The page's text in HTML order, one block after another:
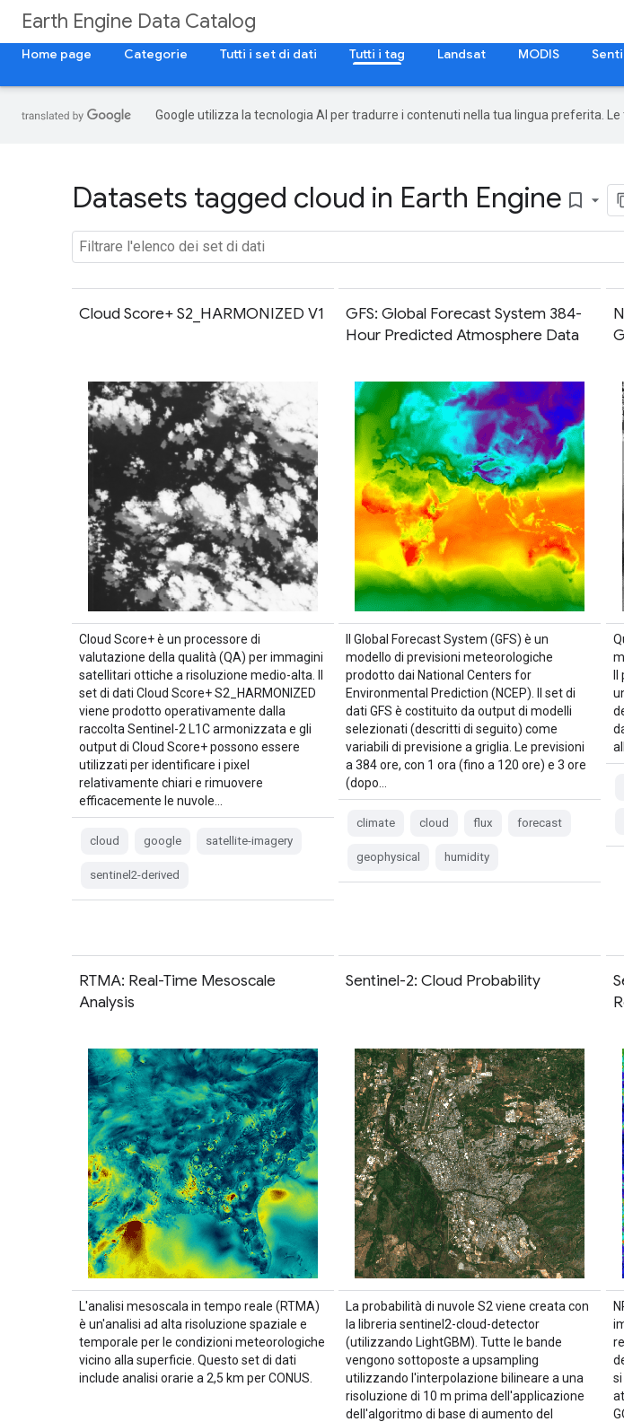
Earth Engine Data Catalog
Home page
Categorie Tutti i set di dati Tutti i tag Landsat MODIS
Google utilizza la tecnologia AI per tradurre i contenuti nella tua lingua preferita.
Datasets tagged cloud in Earth Engine bookmark_border
Cloud Score+ S2_HARMONIZED V1
Cloud Score+ è un processore di
valutazione della qualità (QA) per immagini
satellitari ottiche a risoluzione medio-alta. Il
set di dati Cloud Score+ S2_HARMONIZED
viene prodotto operativamente dalla
raccolta Sentinel-2 L1C armonizzata e gli
output di Cloud Score+ possono essere
utilizzati per identificare i pixel
relativamente chiari e rimuovere
efficacemente le nuvole…
cloud google satellite-imagery
sentinel2-derived
GFS: Global Forecast System 384-
Hour Predicted Atmosphere Data
Il Global Forecast System (GFS) è un
modello di previsioni meteorologiche
prodotto dai National Centers for
Environmental Prediction (NCEP). Il set di
dati GFS è costituito da output di modelli
selezionati (descritti di seguito) come
variabili di previsione a griglia. Le previsioni
a 384 ore, con 1 ora (fino a 120 ore) e 3 ore
(dopo…
climate cloud flux forecast
geophysical humidity
RTMA: Real-Time Mesoscale
Analysis
L'analisi mesoscala in tempo reale (RTMA)
è un'analisi ad alta risoluzione spaziale e
temporale per le condizioni meteorologiche
vicino alla superficie. Questo set di dati
include analisi orarie a 2,5 km per CONUS.
Sentinel-2: Cloud Probability
La probabilità di nuvole S2 viene creata con
la libreria sentinel2-cloud-detector
(utilizzando LightGBM). Tutte le bande
vengono sottoposte a upsampling
utilizzando l'interpolazione bilineare a una
risoluzione di 10 m prima dell'applicazione
dell'algoritmo di base di aumento del